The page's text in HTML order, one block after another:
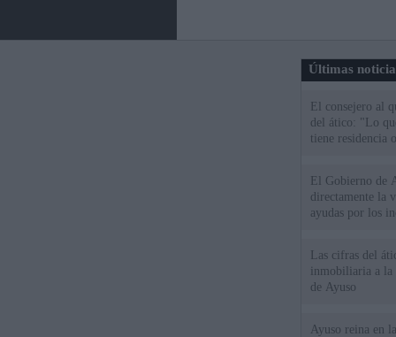
Últimas
El consejero al
del ático: "Lo
tiene residencia
El Gobierno de
directamente la
ayudas por los
Las cifras del
inmobiliaria a la
de Ayuso
Ayuso reina en